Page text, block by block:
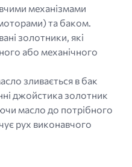
механізмами
та баком.
золотники, які
або механічного
зливається в бак
джойстика золотник
масло до потрібного
рух виконавчого